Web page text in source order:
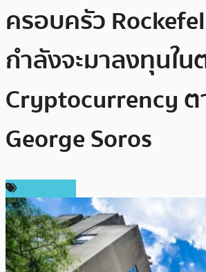
ครอบครัว
กำลังจะมาลงทุนใน
Cryptocurrency
George Soros